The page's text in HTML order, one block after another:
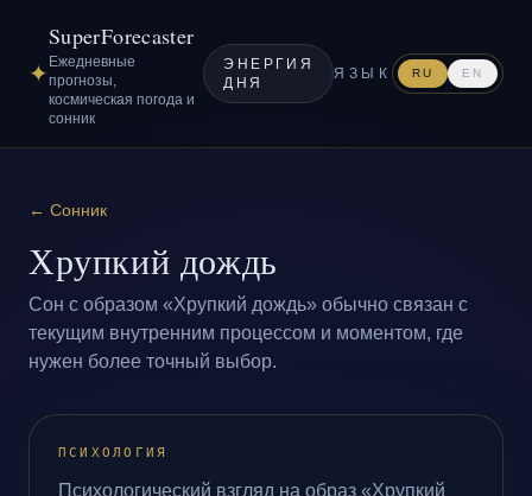
✦
SuperForecaster
Ежедневные
прогнозы,
космическая погода и
сонник
ЭНЕРГИЯ
ДНЯ
ЯЗЫК RU EN
← Сонник
Хрупкий дождь
Сон с образом «Хрупкий дождь» обычно связан с
текущим внутренним процессом и моментом, где
нужен более точный выбор.
ПСИХОЛОГИЯ
Психологический взгляд на образ «Хрупкий